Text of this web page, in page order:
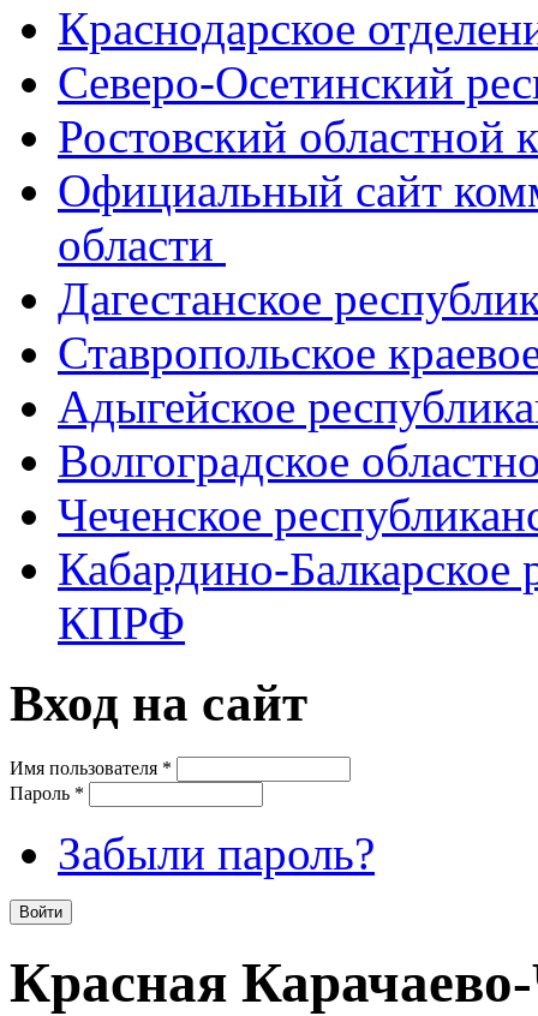
Краснодарское
Северо-Осетинский
Ростовский
Официальный сайт
области
Дагестанское
Ставропольское
Адыгейское
Волгоградское
Чеченское
Кабардино-Балкарское
КПРФ
Вход на сайт
Имя пользователя *
Пароль *
Забыли пароль?
Красная